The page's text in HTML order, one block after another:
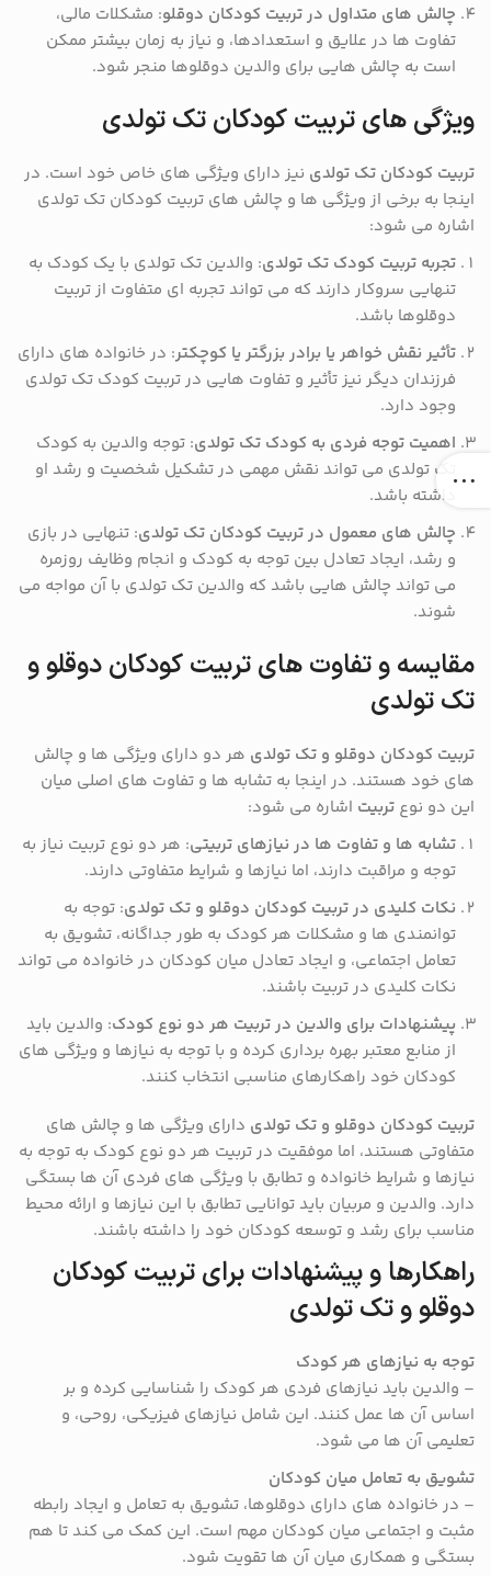
چالش های متداول در تربیت کودکان دوقلو: مشکلات مالی،
تفاوت ها در علایق و استعدادها، و نیاز به زمان بیشتر ممکن
است به چالش هایی برای والدین دوقلوها منجر شود.
ویژگی های تربیت کودکان تک تولدی
تربیت کودکان تک تولدی نیز دارای ویژگی های خاص خود است. در
اینجا به برخی از ویژگی ها و چالش های تربیت کودکان تک تولدی
اشاره می شود:
تجربه تربیت کودک تک تولدی: والدین تک تولدی با یک کودک به
تنهایی سروکار دارند که می تواند تجربه ای متفاوت از تربیت
دوقلوها باشد.
تأثیر نقش خواهر یا برادر بزرگتر یا کوچکتر: در خانواده های دارای
فرزندان دیگر نیز تأثیر و تفاوت هایی در تربیت کودک تک تولدی
وجود دارد.
اهمیت توجه فردی به کودک تک تولدی: توجه والدین به کودک
تک تولدی می تواند نقش مهمی در تشکیل شخصیت و رشد او
داشته باشد.
چالش های معمول در تربیت کودکان تک تولدی: تنهایی در بازی
و رشد، ایجاد تعادل بین توجه به کودک و انجام وظایف روزمره
می تواند چالش هایی باشد که والدین تک تولدی با آن مواجه می
شوند.
مقایسه و تفاوت های تربیت کودکان دوقلو و
تک تولدی
تربیت کودکان دوقلو و تک تولدی هر دو دارای ویژگی ها و چالش
های خود هستند. در اینجا به تشابه ها و تفاوت های اصلی میان
این دو نوع تربیت اشاره می شود:
تشابه ها و تفاوت ها در نیازهای تربیتی: هر دو نوع تربیت نیاز به
توجه و مراقبت دارند، اما نیازها و شرایط متفاوتی دارند.
نکات کلیدی در تربیت کودکان دوقلو و تک تولدی: توجه به
توانمندی ها و مشکلات هر کودک به طور جداگانه، تشویق به
تعامل اجتماعی، و ایجاد تعادل میان کودکان در خانواده می تواند
نکات کلیدی در تربیت باشند.
پیشنهادات برای والدین در تربیت هر دو نوع کودک: والدین باید
از منابع معتبر بهره برداری کرده و با توجه به نیازها و ویژگی های
کودکان خود راهکارهای مناسبی انتخاب کنند.
تربیت کودکان دوقلو و تک تولدی دارای ویژگی ها و چالش های
متفاوتی هستند، اما موفقیت در تربیت هر دو نوع کودک به توجه به
نیازها و شرایط خانواده و تطابق با ویژگی های فردی آن ها بستگی
دارد. والدین و مربیان باید توانایی تطابق با این نیازها و ارائه محیط
مناسب برای رشد و توسعه کودکان خود را داشته باشند.
راهکارها و پیشنهادات برای تربیت کودکان
دوقلو و تک تولدی
توجه به نیازهای هر کودک
– والدین باید نیازهای فردی هر کودک را شناسایی کرده و بر
اساس آن ها عمل کنند. این شامل نیازهای فیزیکی، روحی، و
تعلیمی آن ها می شود.
تشویق به تعامل میان کودکان
– در خانواده های دارای دوقلوها، تشویق به تعامل و ایجاد رابطه
مثبت و اجتماعی میان کودکان مهم است. این کمک می کند تا هم
بستگی و همکاری میان آن ها تقویت شود.